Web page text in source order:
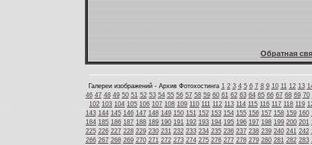
Обратная
Галереи изображений - Архив Фотохостинга 1 2 3 4 5 6 7 8 9 10 11 12 13
46 47 48 49 50 51 52 53 54 55 56 57 58 59 60 61 62 63 64 65 66 67 68 69 70
102 103 104 105 106 107 108 109 110 111 112 113 114 115 116 117 118 119
143 144 145 146 147 148 149 150 151 152 153 154 155 156 157 158 159 160
184 185 186 187 188 189 190 191 192 193 194 195 196 197 198 199 200 201
225 226 227 228 229 230 231 232 233 234 235 236 237 238 239 240 241 242
266 267 268 269 270 271 272 273 274 275 276 277 278 279 280 281 282 283